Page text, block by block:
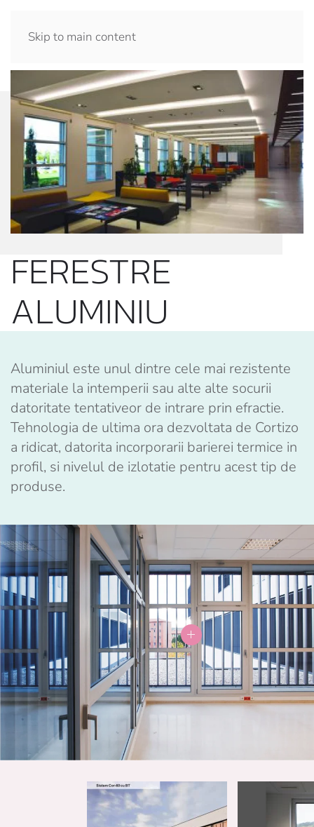
Skip to main content
FERESTRE
ALUMINIU
Aluminiul este unul dintre cele mai rezistente
materiale la intemperii sau alte alte socurii
datoritate tentativeor de intrare prin efractie.
Tehnologia de ultima ora dezvoltata de Cortizo
a ridicat, datorita incorporarii barierei termice in
profil, si nivelul de izlotatie pentru acest tip de
produse.